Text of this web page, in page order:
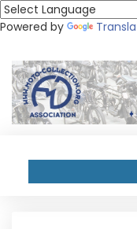
Powered by